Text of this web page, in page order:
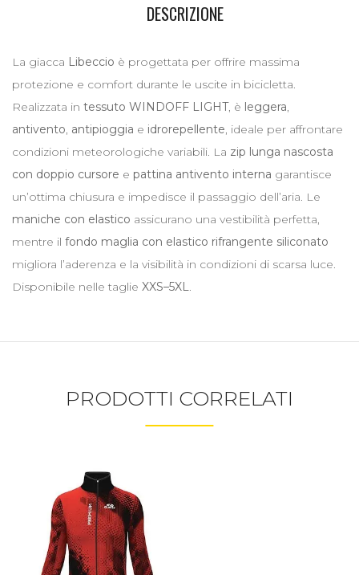
DESCRIZIONE
La giacca Libeccio è progettata per offrire massima
protezione e comfort durante le uscite in bicicletta.
Realizzata in tessuto WINDOFF LIGHT, è leggera,
antivento, antipioggia e idrorepellente, ideale per affrontare
condizioni meteorologiche variabili. La zip lunga nascosta
con doppio cursore e pattina antivento interna garantisce
un’ottima chiusura e impedisce il passaggio dell’aria. Le
maniche con elastico assicurano una vestibilità perfetta,
mentre il fondo maglia con elastico rifrangente siliconato
migliora l’aderenza e la visibilità in condizioni di scarsa luce.
Disponibile nelle taglie XXS–5XL.
PRODOTTI CORRELATI